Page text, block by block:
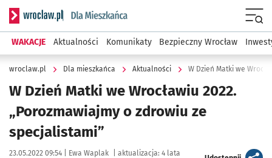
Serwis informacyjny wroclaw.pl podserwis: Dla mieszkańca
WAKACJE Aktualności Komunikaty Bezpieczny Wrocław
wroclaw.pl Dla mieszkańca Aktualności W Dzień Matki we
W Dzień Matki we Wrocławiu 2022.
„Porozmawiajmy o zdrowiu ze
specjalistami”
Data publikacji:
23.05.2022 09:54 | Autor:
Ewa Waplak aktualizacja: 4 lata